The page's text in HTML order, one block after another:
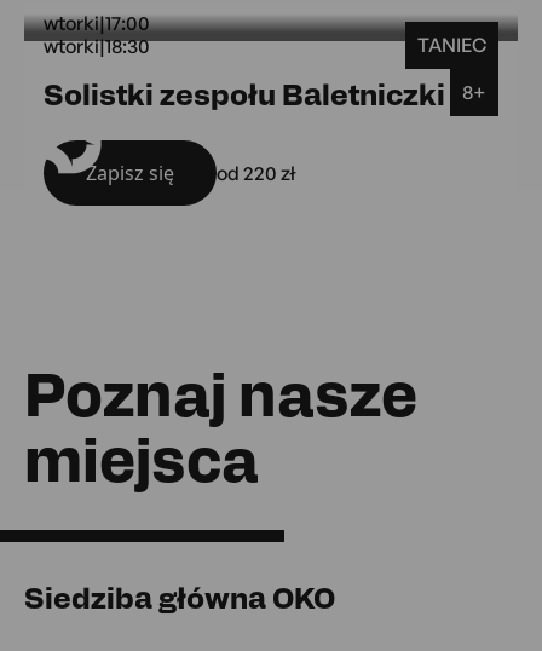
TANIEC
8+
wtorki|17:00
wtorki|18:30
Solistki zespołu Baletniczki
Zapisz się od 220 zł
Poznaj nasze
miejsca
Siedziba główna OKO